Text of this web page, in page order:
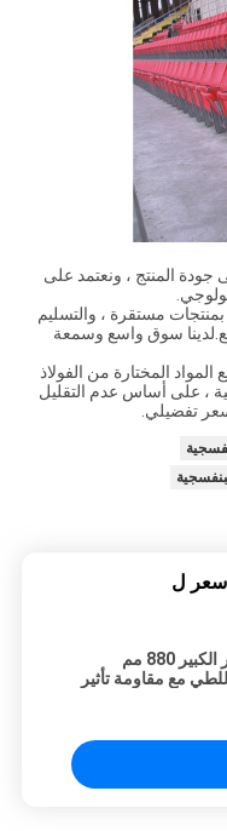
المنتج ، ونعتمد على
مستقرة ، والتسليم
سوق واسع وسمعة
المختارة من الفولاذ
، على أساس عدم التقليل
تفضيلي.
ل
ارتفاع الظهر الأحمر الكبير 880 مم
مع مقاومة تأثير